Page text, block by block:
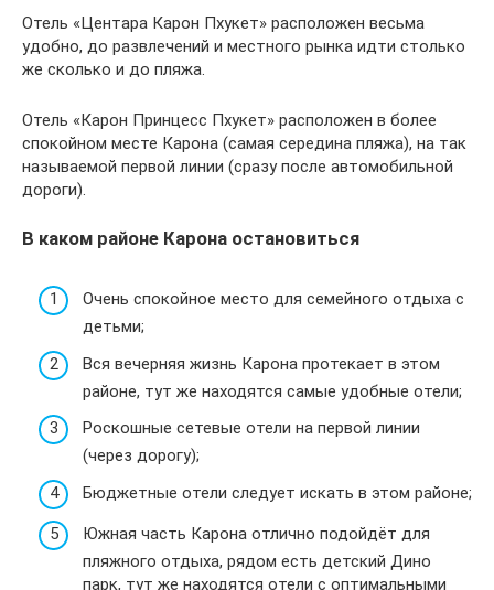
Отель «Центара Карон Пхукет» расположен весьма
удобно, до развлечений и местного рынка идти столько
же сколько и до пляжа.
Отель «Карон Принцесс Пхукет» расположен в более
спокойном месте Карона (самая середина пляжа), на так
называемой первой линии (сразу после автомобильной
дороги).
В каком районе Карона остановиться
Очень спокойное место для семейного отдыха с
детьми;
Вся вечерняя жизнь Карона протекает в этом
районе, тут же находятся самые удобные отели;
Роскошные сетевые отели на первой линии
(через дорогу);
Бюджетные отели следует искать в этом районе;
Южная часть Карона отлично подойдёт для
пляжного отдыха, рядом есть детский Дино
парк, тут же находятся отели с оптимальными